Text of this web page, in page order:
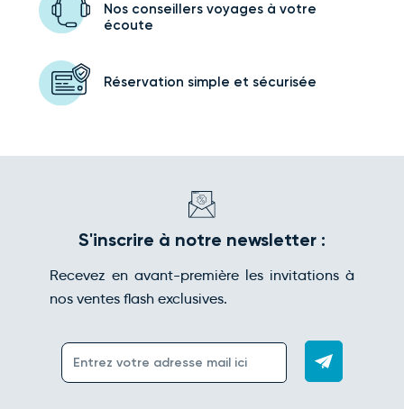
Nos conseillers voyagesà votre
écoute
Réservation simple et sécurisée
S'inscrire à notre newsletter :
Recevez en avant-première les invitations à
nos ventes flash exclusives.